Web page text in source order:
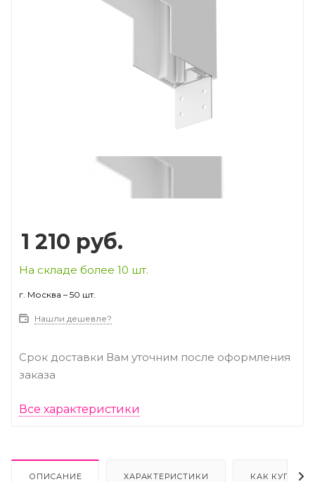
1 210 руб.
На складе более 10 шт.
г. Москва – 50 шт.
Нашли дешевле?
Срок доставки Вам уточним после оформления
заказа
Все характеристики
ОПИСАНИЕ ХАРАКТЕРИСТИКИ КАК КУПИТЬ